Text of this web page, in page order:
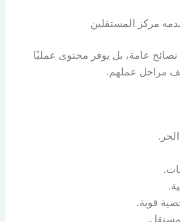
مركز المستقلين
عامة، بل يوفر محتوى عمليًا
مراحل عملهم.
قوية.